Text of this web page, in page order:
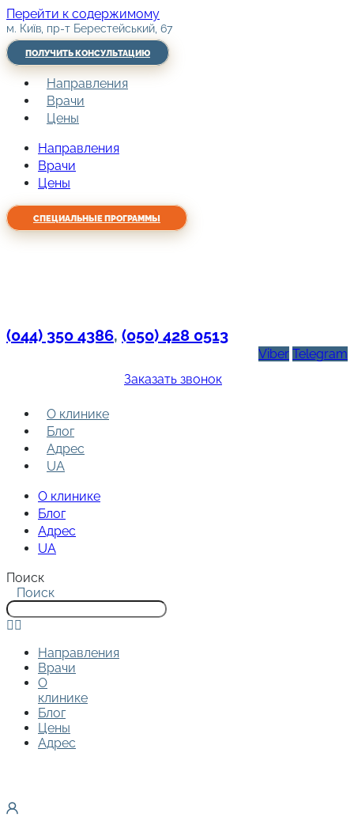
Перейти к содержимому
м. Київ, пр-т Берестейський, 67
ПОЛУЧИТЬ КОНСУЛЬТАЦИЮ
Направления
Врачи
Цены
Направления
Врачи
Цены
СПЕЦИАЛЬНЫЕ ПРОГРАММЫ
(044) 350 4386, (050) 428 0513
Viber Telegram
Заказать звонок
О клинике
Блог
Адрес
UA
О клинике
Блог
Адрес
UA
Поиск
Поиск
Направления
Врачи
О
клинике
Блог
Цены
Адрес